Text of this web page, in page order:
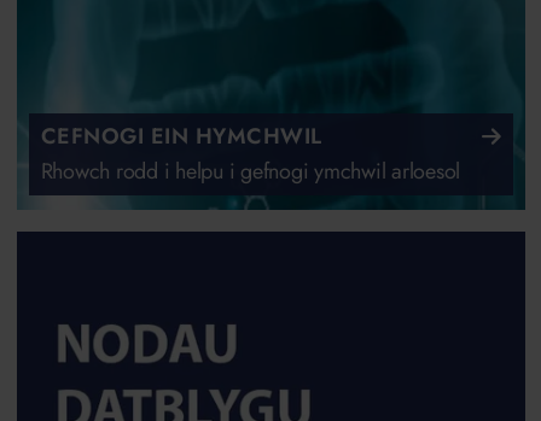
CEFNOGI EIN HYMCHWIL
Rhowch rodd i helpu i gefnogi ymchwil arloesol